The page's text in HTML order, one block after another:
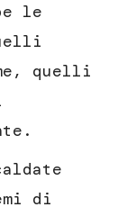
le
quelli
di